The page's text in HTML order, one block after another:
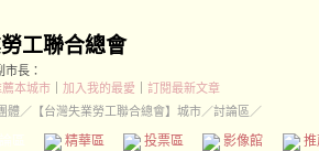
工聯合總會
市長：
薦本城市 加入我的最愛
訂閱最新文章
體／ 【台灣失業勞工聯合總會】城市／討論區／
精華區 投票區 影像館